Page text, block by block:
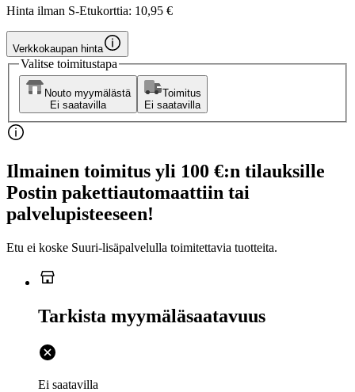
Hinta ilman S-Etukorttia: 10,95 €
Verkkokaupan hinta
Valitse toimitustapa
Nouto myymälästä
Ei saatavilla
Toimitus
Ei saatavilla
Ilmainen toimitus yli 100 €:n tilauksille
Postin pakettiautomaattiin tai
palvelupisteeseen!
Etu ei koske Suuri‑lisäpalvelulla toimitettavia tuotteita.
Tarkista myymäläsaatavuus
Ei saatavilla